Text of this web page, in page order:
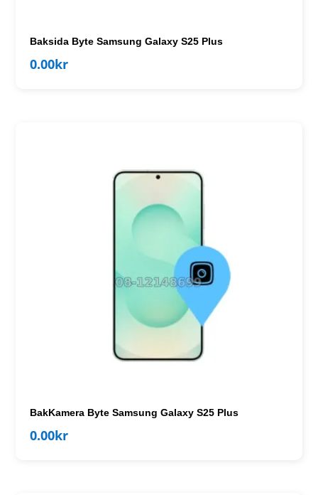
Baksida Byte Samsung Galaxy S25 Plus
0.00kr
BakKamera Byte Samsung Galaxy S25 Plus
0.00kr